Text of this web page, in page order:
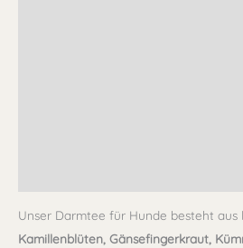
Unser Darmtee für Hunde besteht aus
Kamillenblüten, Gänsefingerkraut,